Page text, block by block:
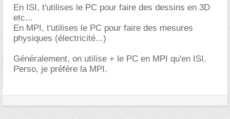
En ISI, t'utilises le PC pour faire des dessins en 3D
etc...
En MPI, t'utilises le PC pour faire des mesures
physiques (électricité...)
Généralement, on utilise + le PC en MPI qu'en ISI.
Perso, je préfère la MPI.